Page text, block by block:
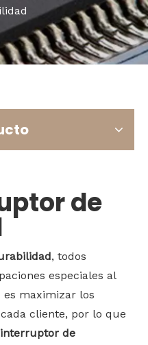
한국어
Türk dili
Bahasa indonesia
de
, todos
especiales al
es maximizar los
cliente, por lo que
de